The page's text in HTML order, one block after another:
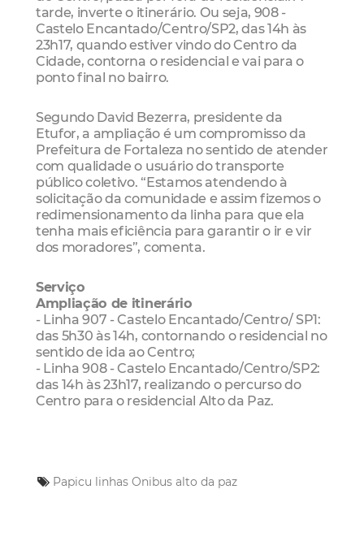
tarde, inverte o itinerário. Ou seja, 908 -
Castelo Encantado/Centro/SP2, das 14h às
23h17, quando estiver vindo do Centro da
Cidade, contorna o residencial e vai para o
ponto final no bairro.
Segundo David Bezerra, presidente da
Etufor, a ampliação é um compromisso da
Prefeitura de Fortaleza no sentido de atender
com qualidade o usuário do transporte
público coletivo. “Estamos atendendo à
solicitação da comunidade e assim fizemos o
redimensionamento da linha para que ela
tenha mais eficiência para garantir o ir e vir
dos moradores”, comenta.
Serviço
Ampliação de itinerário
- Linha 907 - Castelo Encantado/Centro/ SP1:
das 5h30 às 14h, contornando o residencial no
sentido de ida ao Centro;
- Linha 908 - Castelo Encantado/Centro/SP2:
das 14h às 23h17, realizando o percurso do
Centro para o residencial Alto da Paz.
Papicu linhas Onibus alto da paz